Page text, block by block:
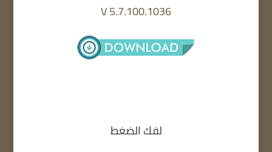
V 5.7.100.1036
لفك الضغط